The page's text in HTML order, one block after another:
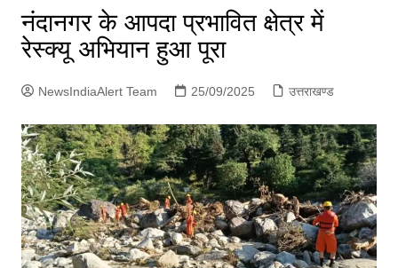
नंदानगर के आपदा प्रभावित क्षेत्र में
रेस्क्यू अभियान हुआ पूरा
NewsIndiaAlert Team 25/09/2025 उत्तराखण्ड